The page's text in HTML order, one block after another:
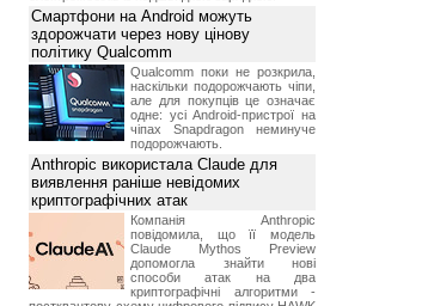
Смартфони на Android можуть
здорожчати через нову цінову
політику Qualcomm
Qualcomm поки не розкрила,
наскільки подорожчають чіпи,
але для покупців це означає
одне: усі Android-пристрої на
чіпах Snapdragon неминуче
подорожчають.
Anthropic використала Claude для
виявлення раніше невідомих
криптографічних атак
Компанія Anthropic
повідомила, що її модель
Claude Mythos Preview
допомогла знайти нові
способи атак на два
криптографічні алгоритми -